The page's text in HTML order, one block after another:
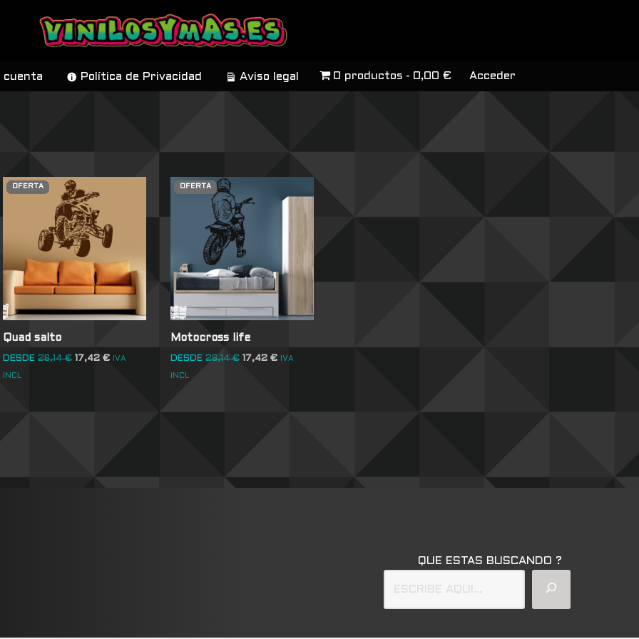
cuenta Política de Privacidad Aviso legal 0 productos 0,00 € Acceder
OFERTA
Quad salto
DESDE 26,14€ 17,42€ IVA
INCL
OFERTA
Motocross life
DESDE 26,14€ 17,42€ IVA
INCL
QUE ESTAS BUSCANDO ?